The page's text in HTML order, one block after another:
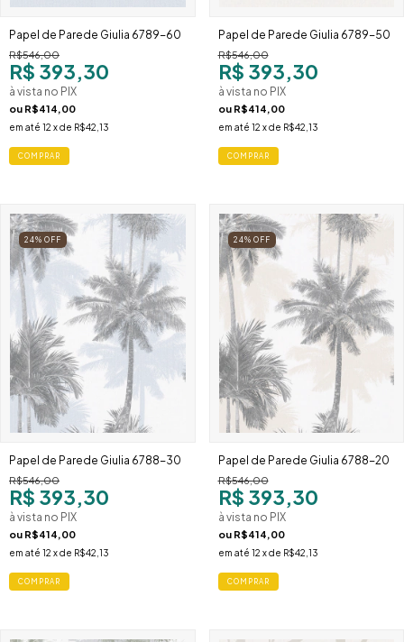
Papel de Parede Giulia 6789-60
R$546,00
R$ 393,30
à vista no PIX
ou R$414,00
em até 12 x de R$42,13
Papel de Parede Giulia 6789-50
R$546,00
R$ 393,30
à vista no PIX
ou R$414,00
em até 12 x de R$42,13
24% OFF
Papel de Parede Giulia 6788-30
R$546,00
R$ 393,30
à vista no PIX
ou R$414,00
em até 12 x de R$42,13
24% OFF
Papel de Parede Giulia 6788-20
R$546,00
R$ 393,30
à vista no PIX
ou R$414,00
em até 12 x de R$42,13